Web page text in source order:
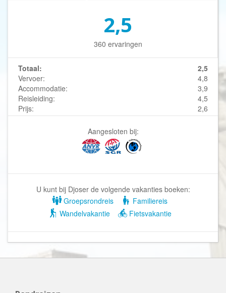
2,5
360 ervaringen
Totaal:
2,5
Vervoer:
4,8
Accommodatie:
3,9
Reisleiding:
4,5
Prijs:
2,6
Aangesloten bij:
U kunt bij Djoser de volgende vakanties boeken:
Groepsrondreis
Familiereis
Wandelvakantie
Fietsvakantie